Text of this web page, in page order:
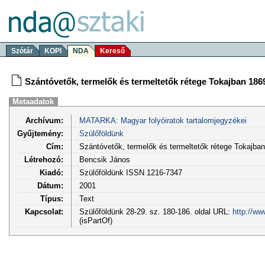
Szótár KOPI NDA Kereső
Szántóvetők, termelők és termeltetők rétege Tokajban
Metaadatok
Archívum:
MATARKA: Magyar folyóiratok tartalomjegyzékei
Gyűjtemény:
Szülőföldünk
Cím:
Szántóvetők, termelők és termeltetők rétege
Létrehozó:
Bencsik János
Kiadó:
Szülőföldünk ISSN 1216-7347
Dátum:
2001
Típus:
Text
Kapcsolat:
Szülőföldünk 28-29. sz. 180-186. oldal URL: http://
(isPartOf)